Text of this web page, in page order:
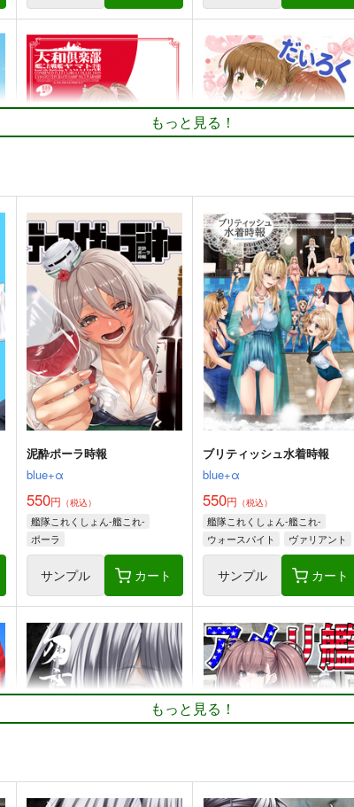
大和倶楽部 第弐集
美術部
1,000円（税込）
艦隊これくしょん-艦これ-
大和×提督
サンプル カート
だいろく へあーあれんじ！
alanais
660円（税込）
艦隊これくしょん-艦これ-
電
雷
第六駆逐隊
サンプル カート
改
艦これプロレス 四方山話２
もっと見る！
泥酔ポーラ時報
blue+α
550円 （税込）
艦隊これくしょん-艦これ-
ポーラ
サンプル カート
ブリティッシュ水着時報
blue+α
550円 （税込）
艦隊これくしょん-艦これ-
ウォースパイト
ヴァリアント
ジャーヴィス
サンプル カート
もっと見る！